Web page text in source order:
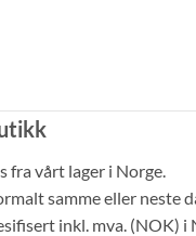
fra vårt lager i Norge.
samme eller neste
inkl. mva. (NOK)